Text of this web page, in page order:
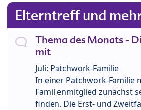
Elterntreff und
Thema des Monats -
mit
Juli: Patchwork-Familie
In einer Patchwork-Familie
Familienmitglied zunächst
finden. Die Erst- und